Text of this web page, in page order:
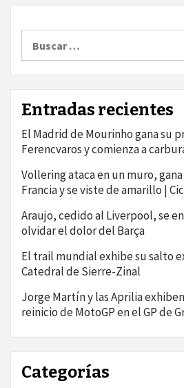
Entradas recientes
El Madrid de Mourinho gana su
Ferencvaros y comienza a
Vollering ataca en un muro,
Francia y se viste de amarillo |
Araujo, cedido al Liverpool, se
olvidar el dolor del Barça
El trail mundial exhibe su salto
Catedral de Sierre-Zinal
Jorge Martín y las Aprilia
reinicio de MotoGP en el GP de
Categorías